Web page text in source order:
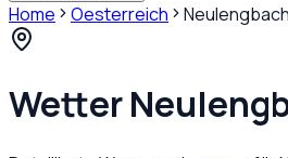
Home Oesterreich Neulengbach
Wetter